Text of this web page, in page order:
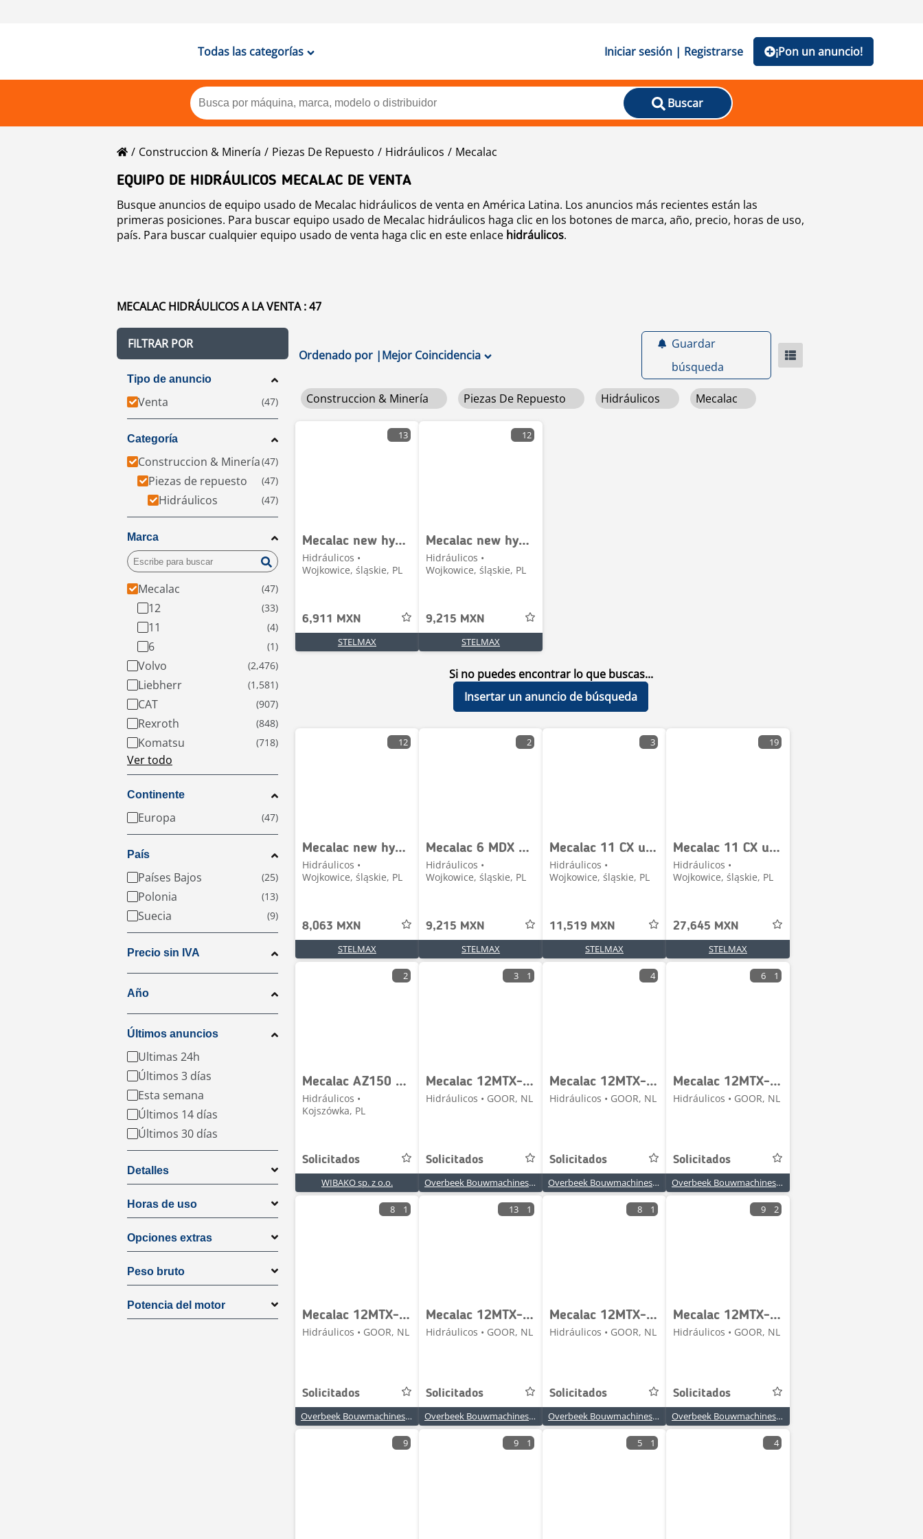
Todas las categorías Iniciar sesión | Registrarse ¡Pon un anuncio!
Buscar
Construccion & Minería Piezas De Repuesto Hidráulicos
Mecalac
EQUIPO DE HIDRÁULICOS MECALAC DE VENTA
Busque anuncios de equipo usado de Mecalac hidráulicos de venta en América Latina. Los anuncios más recientes están las
primeras posiciones. Para buscar equipo usado de Mecalac hidráulicos haga clic en los botones de marca, año, precio, horas de uso,
país. Para buscar cualquier equipo usado de venta haga clic en este enlace hidráulicos.
MECALAC HIDRÁULICOS A LA VENTA : 47
FILTRAR POR
Tipo de anuncio
Venta
Categoría
Construccion & Minería
Piezas de repuesto
Hidráulicos
Marca
Mecalac
12
11
6
Volvo
Liebherr
CAT
Rexroth
Komatsu
Ver todo
Continente
Europa
País
Países Bajos
Polonia
Suecia
Precio sin IVA
Año
Últimos anuncios
Ultimas 24h
Últimos 3 días
Esta semana
Últimos 14 días
Últimos 30 días
Detalles
Horas de uso
Opciones extras
Peso bruto
Potencia del motor
Ordenado por |Mejor Coincidencia
Guardar
búsqueda
Construccion & Minería Piezas De Repuesto Hidráulicos Mecalac
13
Mecalac new hydraulic cylinder cylinder diameter 200 mm
Hidráulicos •
Wojkowice, śląskie, PL
6,911 MXN
STELMAX
12
Mecalac new hydraulic cylinder cylinder diameter 225mm
Hidráulicos •
Wojkowice, śląskie, PL
9,215 MXN
STELMAX
Si no puedes encontrar lo que buscas...
Insertar un anuncio de búsqueda
12
Mecalac new hydraulic cylinder cylinder diameter 215mm
Hidráulicos •
Wojkowice, śląskie, PL
8,063 MXN
STELMAX
2
Mecalac 6 MDX USED HYDRAULIC PARTS
Hidráulicos •
Wojkowice, śląskie, PL
9,215 MXN
STELMAX
3
Mecalac 11 CX used hydraulic cylinder
Hidráulicos •
Wojkowice, śląskie, PL
11,519 MXN
STELMAX
19
Mecalac 11 CX used hydraulic parts complet rexroth hydroma
Hidráulicos •
Wojkowice, śląskie, PL
27,645 MXN
STELMAX
2
Mecalac AZ150 LT-35D28 / 220903 Valves set / Ventile (Komp
Hidráulicos •
Kojszówka, PL
Solicitados
WIBAKO sp. z o.o.
3 1
Mecalac 12MTX-4770613/5130047-Accumulator/Hydrospeicher
Hidráulicos • GOOR, NL
Solicitados
Overbeek Bouwmachines BV
4
Mecalac 12MTX-6090088-Valve/Wegeventil/Ventiel
Hidráulicos • GOOR, NL
Solicitados
Overbeek Bouwmachines BV
6 1
Mecalac 12MTX-6090387-Servo valve/Servoventil/Servoventiel
Hidráulicos • GOOR, NL
Solicitados
Overbeek Bouwmachines BV
8 1
Mecalac 12MTX-5360657-Brake valve/Bremsventile/Remventiel
Hidráulicos • GOOR, NL
Solicitados
Overbeek Bouwmachines BV
13 1
Mecalac 12MTX-6090341-NG6 Valve/Ventile/Ventiel
Hidráulicos • GOOR, NL
Solicitados
Overbeek Bouwmachines BV
8 1
Mecalac 12MTX-4108214A-Stabilising module
Hidráulicos • GOOR, NL
Solicitados
Overbeek Bouwmachines BV
9 2
Mecalac 12MTX-5350259-Gearpump/Zahnradpumpe/Tandwielpomp
Hidráulicos • GOOR, NL
Solicitados
Overbeek Bouwmachines BV
9 9 1 5 1 4